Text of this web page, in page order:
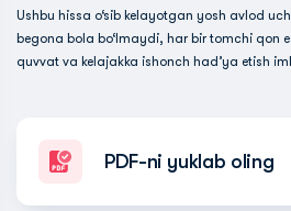
Ushbu hissa o‘sib kelayotgan yosh avlod
begona bola bo‘lmaydi, har bir tomchi qon
quvvat va kelajakka ishonch had’ya etish
PDF-ni yuklab oling